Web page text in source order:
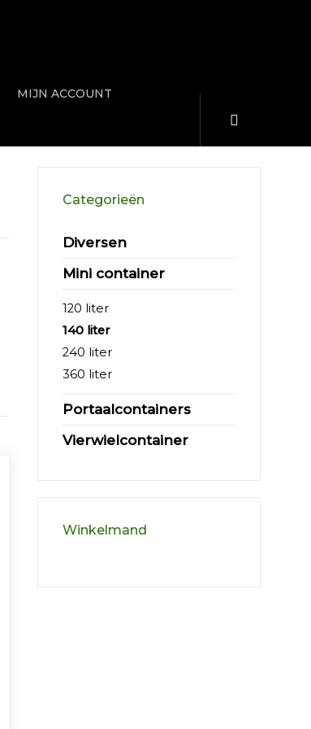
MIJN ACCOUNT
Categorieën
Diversen
Mini container
120 liter
140 liter
240 liter
360 liter
Portaalcontainers
Vierwielcontainer
Winkelmand